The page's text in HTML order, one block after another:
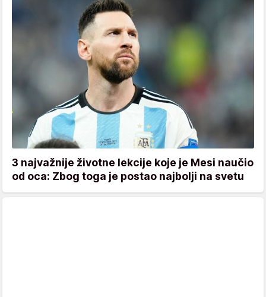
3 najvažnije životne lekcije koje je Mesi naučio
od oca: Zbog toga je postao najbolji na svetu